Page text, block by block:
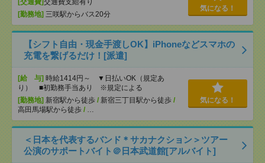
[交通費]交通費支給有り
[勤務地] 三咲駅からバス20分
気になる！
【シフト自由・現金手渡しOK】iPhoneなどスマホの
充電を繋げるだけ！[派遣]
[給 与] 時給1414円～ ▼日払いOK（規定あ
り） ■初勤務手当あり ※規定による
[勤務地] 新宿駅から徒歩 / 新宿三丁目駅から徒歩 /
高田馬場駅から徒歩 / …
気になる！
＜日本を代表するバンド＊サカナクション＞ツアー
公演のサポートバイト＠日本武道館[アルバイト]